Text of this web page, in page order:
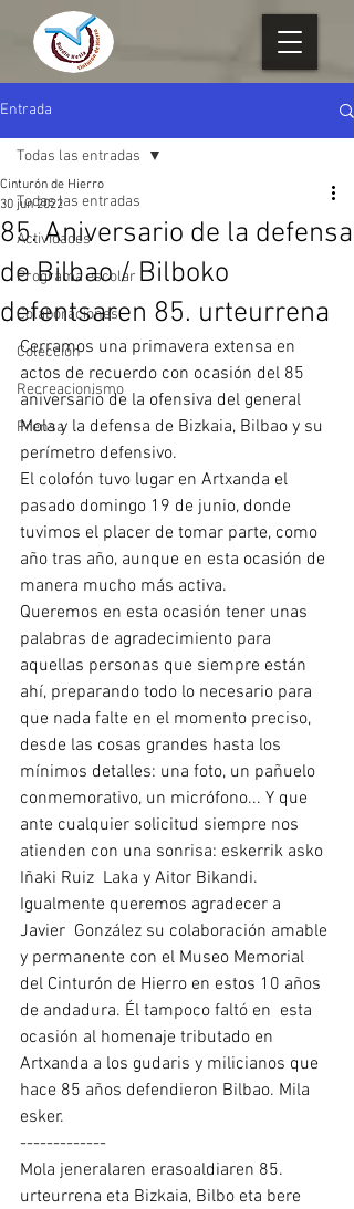
Entrada
Todas las entradas
Actividades
Programa escolar
Colaboraciones
Colección
Recreacionismo
Prensa
Todas las entradas
85. Aniversario de la defensa
de Bilbao / Bilboko
defentsaren 85. urteurrena
Cinturón de Hierro
30 jun 2022
Cerramos una primavera extensa en
actos de recuerdo con ocasión del 85
aniversario de la ofensiva del general
Mola y la defensa de Bizkaia, Bilbao y su
perímetro defensivo.
El colofón tuvo lugar en Artxanda el
pasado domingo 19 de junio, donde
tuvimos el placer de tomar parte, como
año tras año, aunque en esta ocasión de
manera mucho más activa.
Queremos en esta ocasión tener unas
palabras de agradecimiento para
aquellas personas que siempre están
ahí, preparando todo lo necesario para
que nada falte en el momento preciso,
desde las cosas grandes hasta los
mínimos detalles: una foto, un pañuelo
conmemorativo, un micrófono... Y que
ante cualquier solicitud siempre nos
atienden con una sonrisa: eskerrik asko
Iñaki Ruiz  Laka y Aitor Bikandi.
Igualmente queremos agradecer a
Javier  González su colaboración amable
y permanente con el Museo Memorial
del Cinturón de Hierro en estos 10 años
de andadura. Él tampoco faltó en  esta
ocasión al homenaje tributado en
Artxanda a los gudaris y milicianos que
hace 85 años defendieron Bilbao. Mila
esker.
-------------
Mola jeneralaren erasoaldiaren 85.
urteurrena eta Bizkaia, Bilbo eta bere